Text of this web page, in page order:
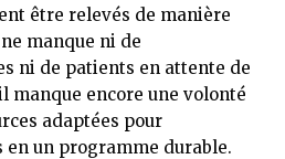
être relevés de manière
manque ni de
ni de patients en attente de
encore une volonté
adaptées pour
un programme durable.